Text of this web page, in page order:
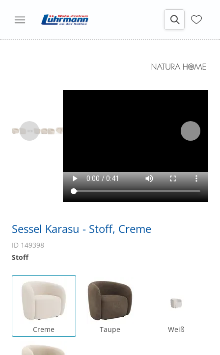
Sessel Karasu - Stoff, Creme
ID 149398
Stoff
Creme Taupe Weiß